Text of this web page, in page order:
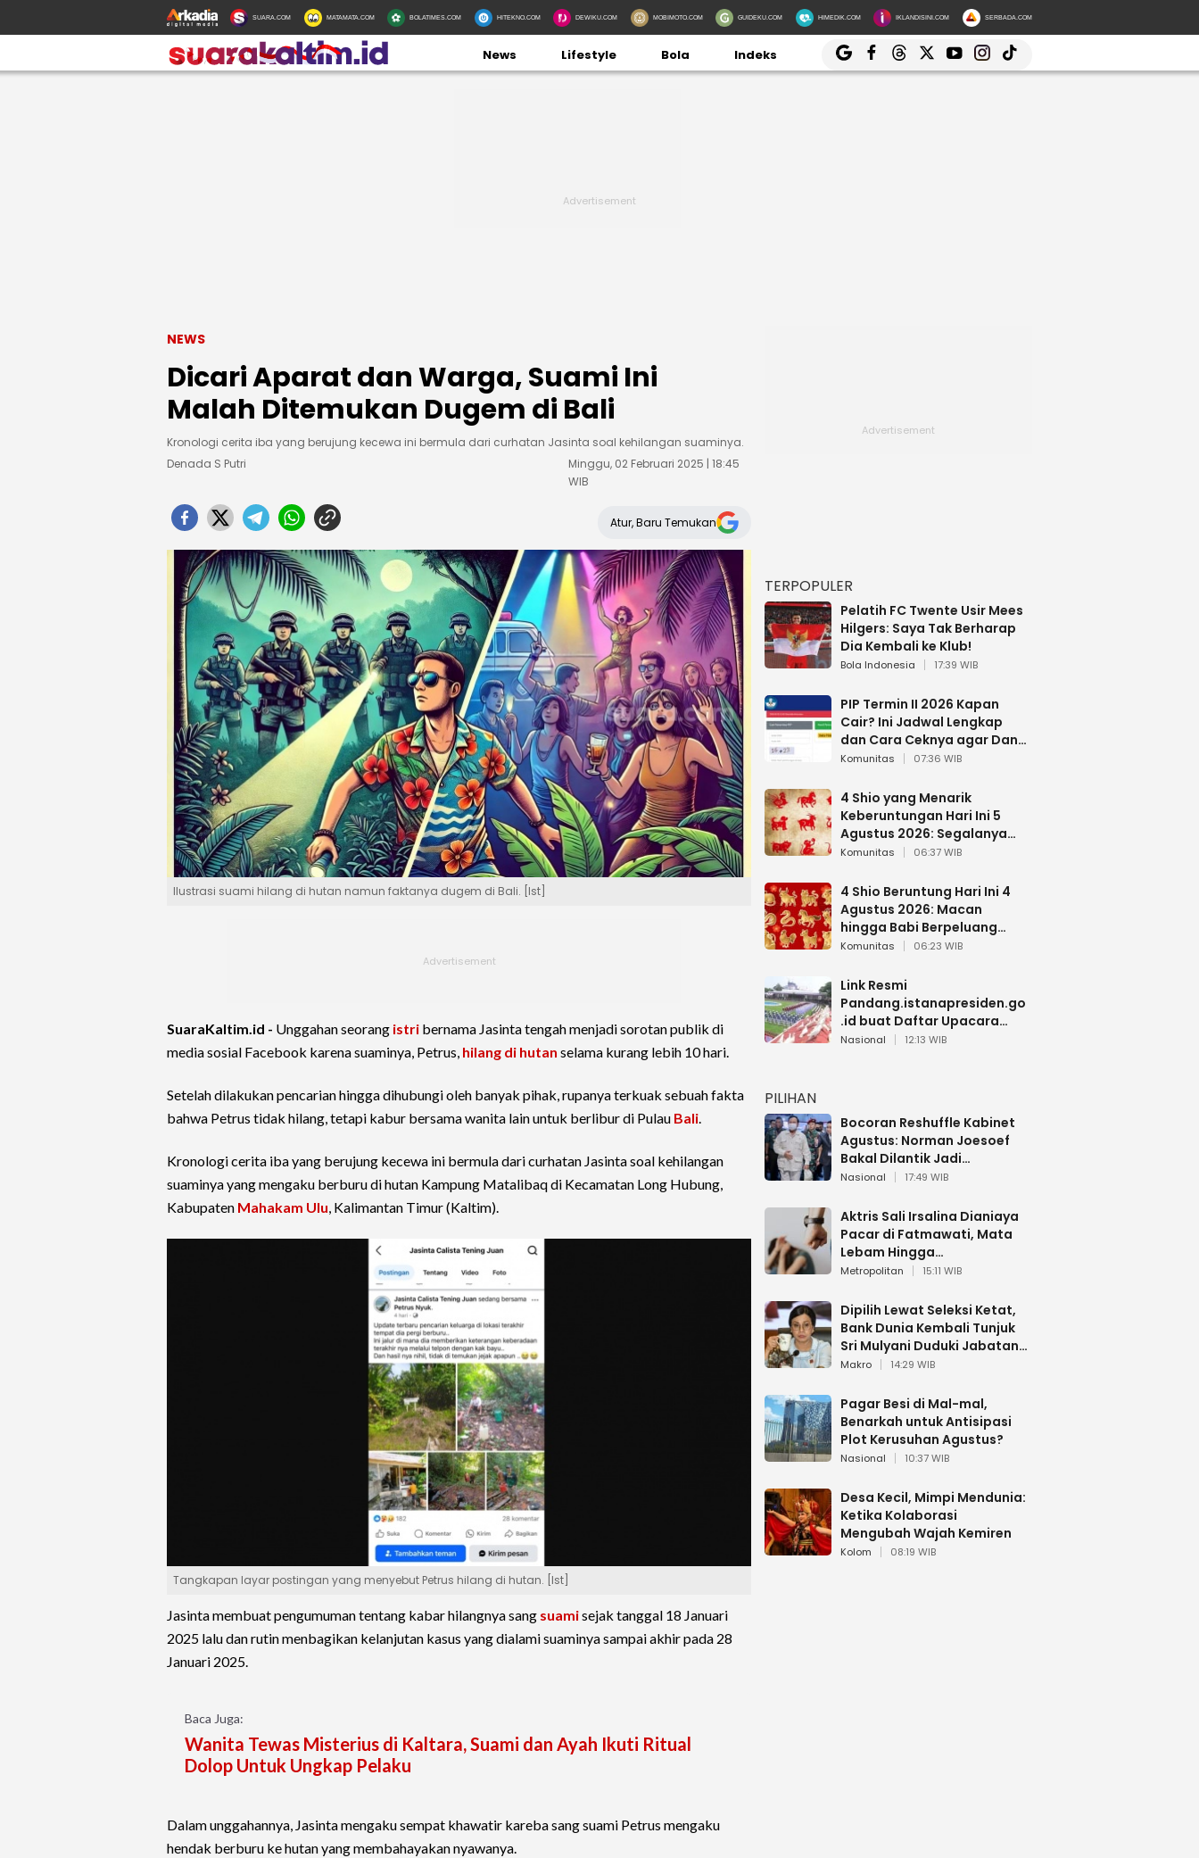
SUARA.COM MATAMATA.COM BOLATIMES.COM HITEKNO.COM DEWIKU.COM MOBIMOTO.COM GUIDEKU.COM HIMEDIK.COM IKLANDISINI.COM SERBADA.COM
News Lifestyle Bola Indeks
NEWS
Dicari Aparat dan Warga, Suami Ini
Malah Ditemukan Dugem di Bali
Kronologi cerita iba yang berujung kecewa ini bermula dari curhatan Jasinta soal kehilangan suaminya.
Denada S Putri
Minggu, 02 Februari 2025 | 18:45
WIB
Atur, Baru Temukan
Ilustrasi suami hilang di hutan namun faktanya dugem di Bali. [Ist]
SuaraKaltim.id - Unggahan seorang istri bernama Jasinta tengah menjadi sorotan publik di
media sosial Facebook karena suaminya, Petrus, hilang di hutan selama kurang lebih 10 hari.
Setelah dilakukan pencarian hingga dihubungi oleh banyak pihak, rupanya terkuak sebuah fakta
bahwa Petrus tidak hilang, tetapi kabur bersama wanita lain untuk berlibur di Pulau Bali.
Kronologi cerita iba yang berujung kecewa ini bermula dari curhatan Jasinta soal kehilangan
suaminya yang mengaku berburu di hutan Kampung Matalibaq di Kecamatan Long Hubung,
Kabupaten Mahakam Ulu, Kalimantan Timur (Kaltim).
Tangkapan layar postingan yang menyebut Petrus hilang di hutan. [Ist]
Jasinta membuat pengumuman tentang kabar hilangnya sang suamisejak tanggal 18 Januari
2025 lalu dan rutin menbagikan kelanjutan kasus yang dialami suaminya sampai akhir pada 28
Januari 2025.
Baca Juga:
Wanita Tewas Misterius di Kaltara, Suami dan Ayah Ikuti Ritual
Dolop Untuk Ungkap Pelaku
Dalam unggahannya, Jasinta mengaku sempat khawatir kareba sang suami Petrus mengaku
hendak berburu ke hutan yang membahayakan nyawanya.
TERPOPULER
Pelatih FC Twente Usir Mees
Hilgers: Saya Tak Berharap
Dia Kembali ke Klub!
Bola Indonesia 17:39 WIB
PIP Termin II 2026 Kapan
Cair? Ini Jadwal Lengkap
dan Cara Ceknya agar Dana
Tidak Hangus!
Komunitas 07:36 WIB
4 Shio yang Menarik
Keberuntungan Hari Ini 5
Agustus 2026: Segalanya
Berjalan Lancar
Komunitas 06:37 WIB
4 Shio Beruntung Hari Ini 4
Agustus 2026: Macan
hingga Babi Berpeluang
Dapat Kabar Baik
Komunitas 06:23 WIB
Link Resmi
Pandang.istanapresiden.go
.id buat Daftar Upacara
Bendera HUT RI di Istana
Nasional 12:13 WIB
PILIHAN
Bocoran Reshuffle Kabinet
Agustus: Norman Joesoef
Bakal Dilantik Jadi
Wamenhan RI
Nasional 17:49 WIB
Aktris Sali Irsalina Dianiaya
Pacar di Fatmawati, Mata
Lebam Hingga
Diselamatkan Polantas
Metropolitan 15:11 WIB
Dipilih Lewat Seleksi Ketat,
Bank Dunia Kembali Tunjuk
Sri Mulyani Duduki Jabatan
Strategis
Makro 14:29 WIB
Pagar Besi di Mal-mal,
Benarkah untuk Antisipasi
Plot Kerusuhan Agustus?
Nasional 10:37 WIB
Desa Kecil, Mimpi Mendunia:
Ketika Kolaborasi
Mengubah Wajah Kemiren
Kolom 08:19 WIB